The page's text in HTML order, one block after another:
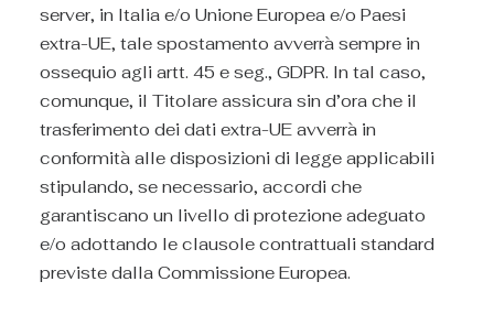
server, in Italia e/o Unione Europea e/o Paesi
extra-UE, tale spostamento avverrà sempre in
ossequio agli artt. 45 e seg., GDPR. In tal caso,
comunque, il Titolare assicura sin d’ora che il
trasferimento dei dati extra-UE avverrà in
conformità alle disposizioni di legge applicabili
stipulando, se necessario, accordi che
garantiscano un livello di protezione adeguato
e/o adottando le clausole contrattuali standard
previste dalla Commissione Europea.